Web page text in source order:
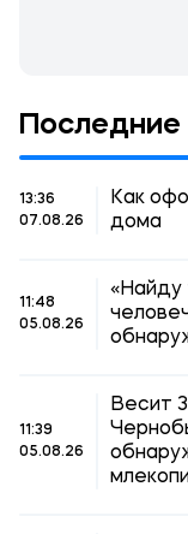
Последние
13:36
07.08.26
Как
дома
11:48
05.08.26
«Найду
11:39
05.08.26
Весит